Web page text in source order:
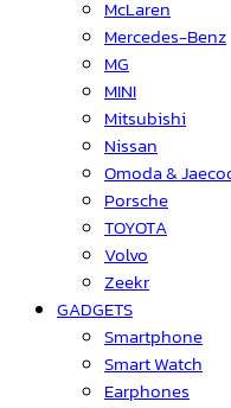
McLaren
Mercedes-Benz
MG
MINI
Mitsubishi
Nissan
Omoda &
Porsche
TOYOTA
Volvo
Zeekr
GADGETS
Smartphone
Smart Watch
Earphones